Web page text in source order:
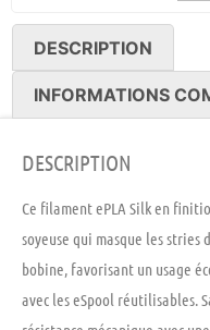
DESCRIPTION
INFORMATIONS
DESCRIPTION
Ce filament ePLA Silk en
soyeuse qui masque les stries
bobine, favorisant un usage
avec les eSpool réutilisables.